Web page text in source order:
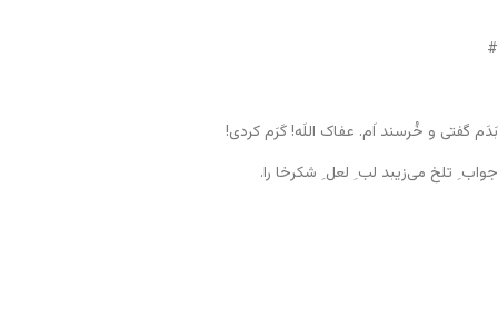
#
بَدَم گفتی و خُرسند اَم. عفاک اللَه! کَرَم کردی!
جواب ِ تلخ می‌زیبد لب ِ لعل ِ شکرخا را.